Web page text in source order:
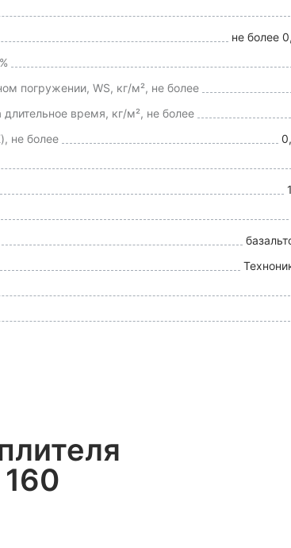
не более
погружении, WS, кг/м², не более
время, кг/м², не более
не более